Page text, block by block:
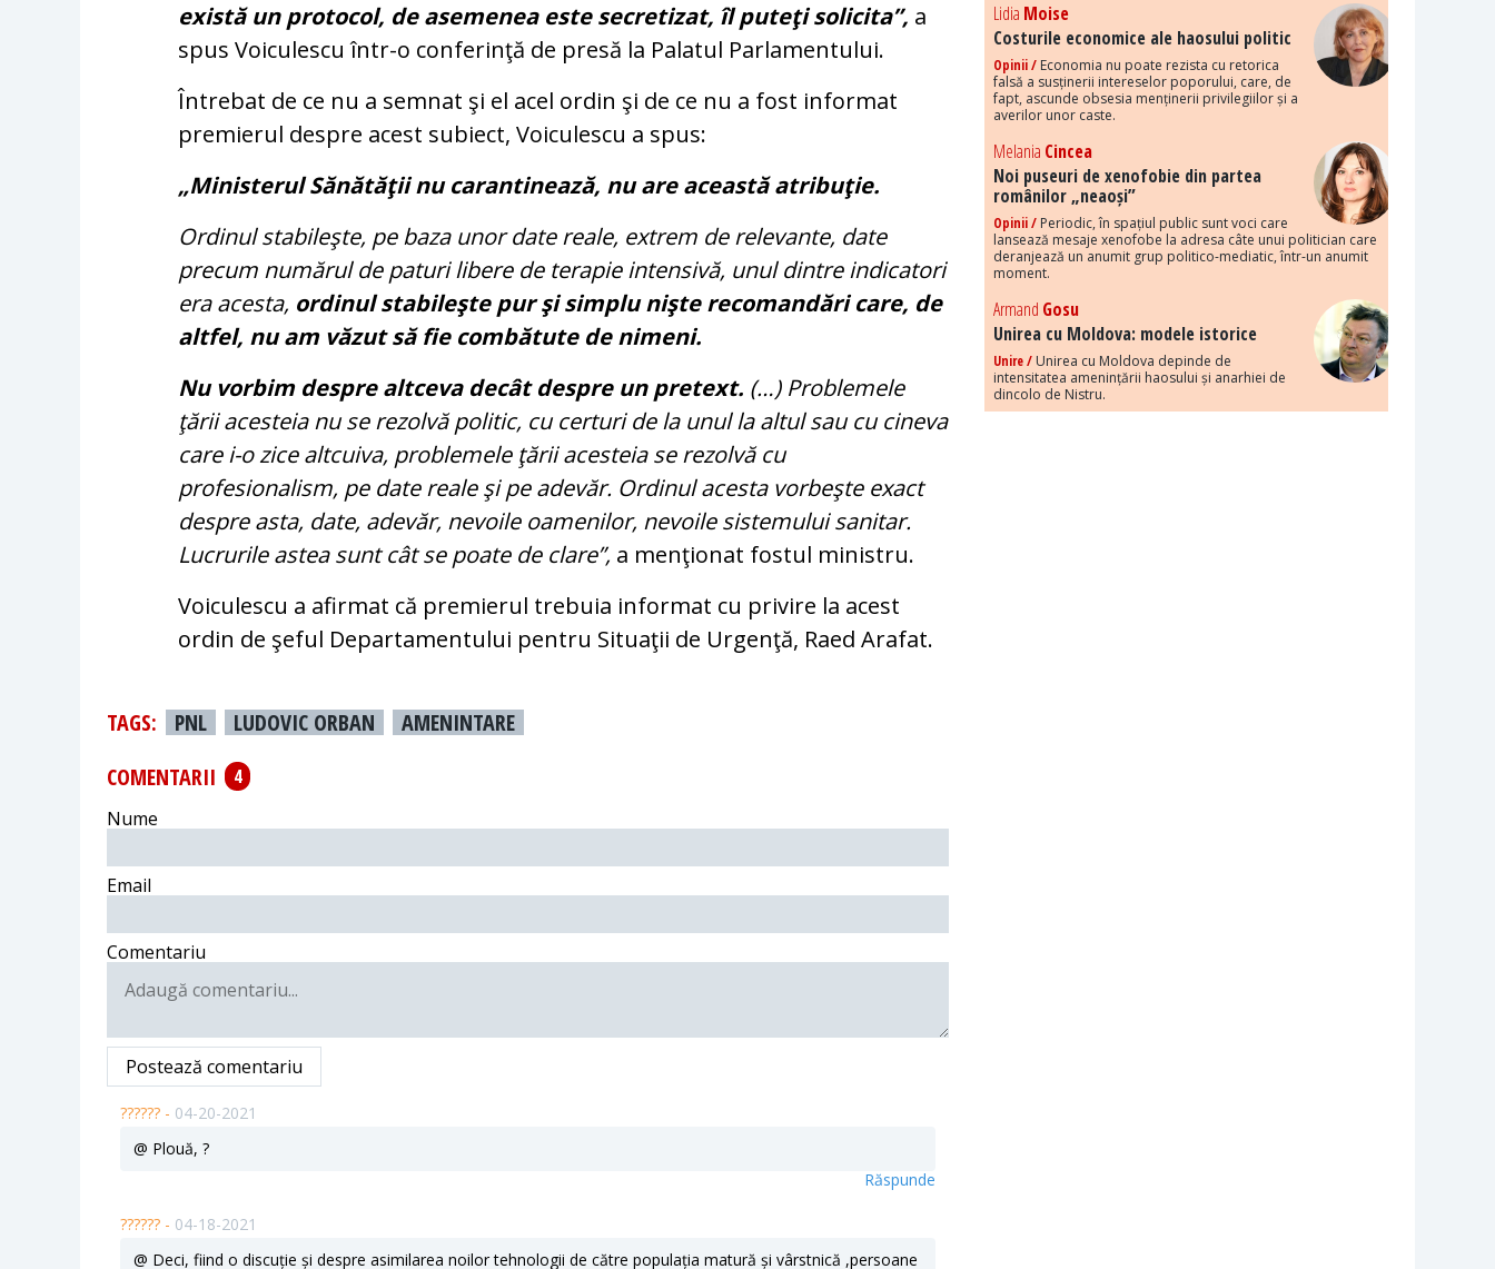
există un protocol, de asemenea este secretizat, îl puteţi solicita”, a
spus Voiculescu într-o conferinţă de presă la Palatul Parlamentului.
Întrebat de ce nu a semnat şi el acel ordin şi de ce nu a fost informat
premierul despre acest subiect, Voiculescu a spus:
„Ministerul Sănătăţii nu carantinează, nu are această atribuţie.
Ordinul stabileşte, pe baza unor date reale, extrem de relevante, date
precum numărul de paturi libere de terapie intensivă, unul dintre indicatori
era acesta, ordinul stabileşte pur şi simplu nişte recomandări care, de
altfel, nu am văzut să fie combătute de nimeni.
Nu vorbim despre altceva decât despre un pretext. (…) Problemele
ţării acesteia nu se rezolvă politic, cu certuri de la unul la altul sau cu cineva
care i-o zice altcuiva, problemele ţării acesteia se rezolvă cu
profesionalism, pe date reale şi pe adevăr. Ordinul acesta vorbeşte exact
despre asta, date, adevăr, nevoile oamenilor, nevoile sistemului sanitar.
Lucrurile astea sunt cât se poate de clare”, a menţionat fostul ministru.
Voiculescu a afirmat că premierul trebuia informat cu privire la acest
ordin de şeful Departamentului pentru Situaţii de Urgenţă, Raed Arafat.
TAGS: PNL LUDOVIC ORBAN
AMENINTARE
COMENTARII
4
Nume
Email
Comentariu
Postează comentariu
?????? - 04-20-2021
@ Plouă, ?
Răspunde
?????? - 04-18-2021
@ Deci, fiind o discuție și despre asimilarea noilor tehnologii de către populația matură și vârstnică ,persoane
Lidia Moise
Costurile economice ale haosului politic
Opinii / Economia nu poate rezista cu retorica
falsă a susținerii intereselor poporului, care, de
fapt, ascunde obsesia menținerii privilegiilor și a
averilor unor caste.
Melania Cincea
Noi puseuri de xenofobie din partea
românilor „neaoși”
Opinii / Periodic, în spațiul public sunt voci care
lansează mesaje xenofobe la adresa câte unui politician care
deranjează un anumit grup politico-mediatic, într-un anumit
moment.
Armand Gosu
Unirea cu Moldova: modele istorice
Unire / Unirea cu Moldova depinde de
intensitatea amenințării haosului și anarhiei de
dincolo de Nistru.